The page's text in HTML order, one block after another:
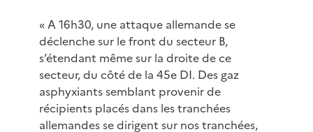
« A 16h30, une attaque allemande se
déclenche sur le front du secteur B,
s’étendant même sur la droite de ce
secteur, du côté de la 45e DI. Des gaz
asphyxiants semblant provenir de
récipients placés dans les tranchées
allemandes se dirigent sur nos tranchées,